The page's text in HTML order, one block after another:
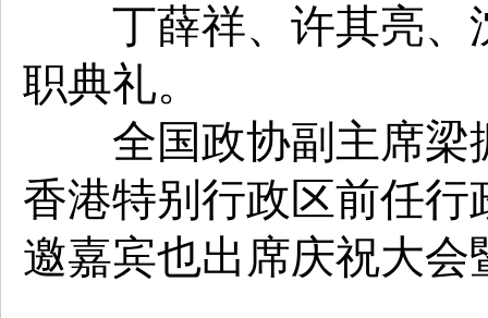
丁薛祥、许其亮、
职典礼。
全国政协副主席梁
香港特别行政区前任
邀嘉宾也出席庆祝大会